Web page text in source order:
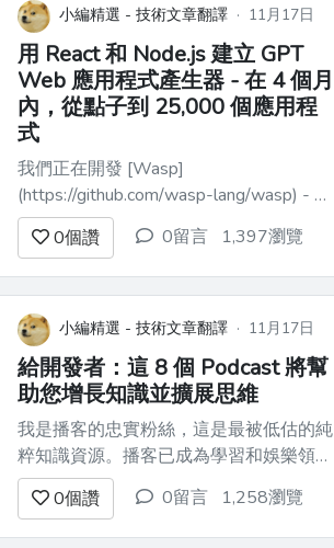
念）。此外，我對搜尋引擎和生成人工智
慧的進步很著迷，它們正在徹底改變我
們...
小編精選 - 技術文章翻譯 · 11月17日
用 React 和 Node.js 建立 GPT
Web 應用程式產生器 - 在 4 個月
內，從點子到 25,000 個應用程
式
我們正在開發 [Wasp]
(https://github.com/wasp-lang/wasp) - 一
個基於 React、Node.js 和 Prisma 建置的
全端 Web 框架。自從 GPT 出現以來，我
們想知道是否可以使用它來更快地建立
Web 應用程式。這讓我們想到了 [MAGE
- 一個...
0個讚 0留言 1,397瀏覽
小編精選 - 技術文章翻譯 · 11月17日
給開發者：這 8 個 Podcast 將幫
助您增長知識並擴展思維
我是播客的忠實粉絲，這是最被低估的純
粹知識資源。播客已成為學習和娛樂領域
的革命性媒介。近年來，它們從小眾聽眾
的愛好轉變為主流媒體形式。 向兩個或
更多經驗豐富的人學習談論特定主題，討
0個讚 0留言 1,258瀏覽